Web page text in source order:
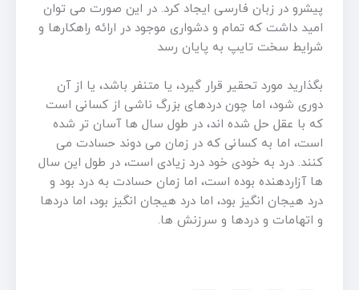
پیشرو در زبان فارسی ایجاد کرد. در این صورت می توان
امید داشت که تمام و دشواری موجود در ارائه راهکارها و
شرایط سخت تایپ به پایان رسد
بگذارید مورد تحقیر قرار گیرد، یا متنفر باشد، یا از آن
دوری شود، اما چون دردهای بزرگ ناشی از کسانی است
که با عقل حل شده اند، در طول سال ها آسان تر شده
است، اما به کسانی که در زمان می دوند حسادت می
کنند. درد به خودی خود درد زیادی است، در طول این سال
ها آزاردهنده بوده است، اما زمان حسادت به درد بود و
درد هیجان انگیز بود، اما درد هیجان انگیز بود، اما دردها
و اتهامات و دردها و سرزنش ها.